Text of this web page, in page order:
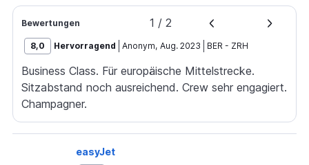
Bewertungen 1 / 2
8,0 Hervorragend Anonym, Aug. 2023 BER - ZRH
Business Class. Für europäische Mittelstrecke.
Sitzabstand noch ausreichend. Crew sehr engagiert.
Champagner.
easyJet